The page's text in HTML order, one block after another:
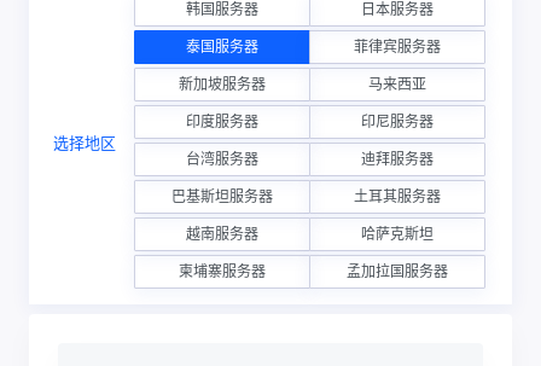
选择地区
韩国服务器 日本服务器
泰国服务器 菲律宾服务器
新加坡服务器 马来西亚
印度服务器 印尼服务器
台湾服务器 迪拜服务器
巴基斯坦服务器 土耳其服务器
越南服务器 哈萨克斯坦
柬埔寨服务器 孟加拉国服务器